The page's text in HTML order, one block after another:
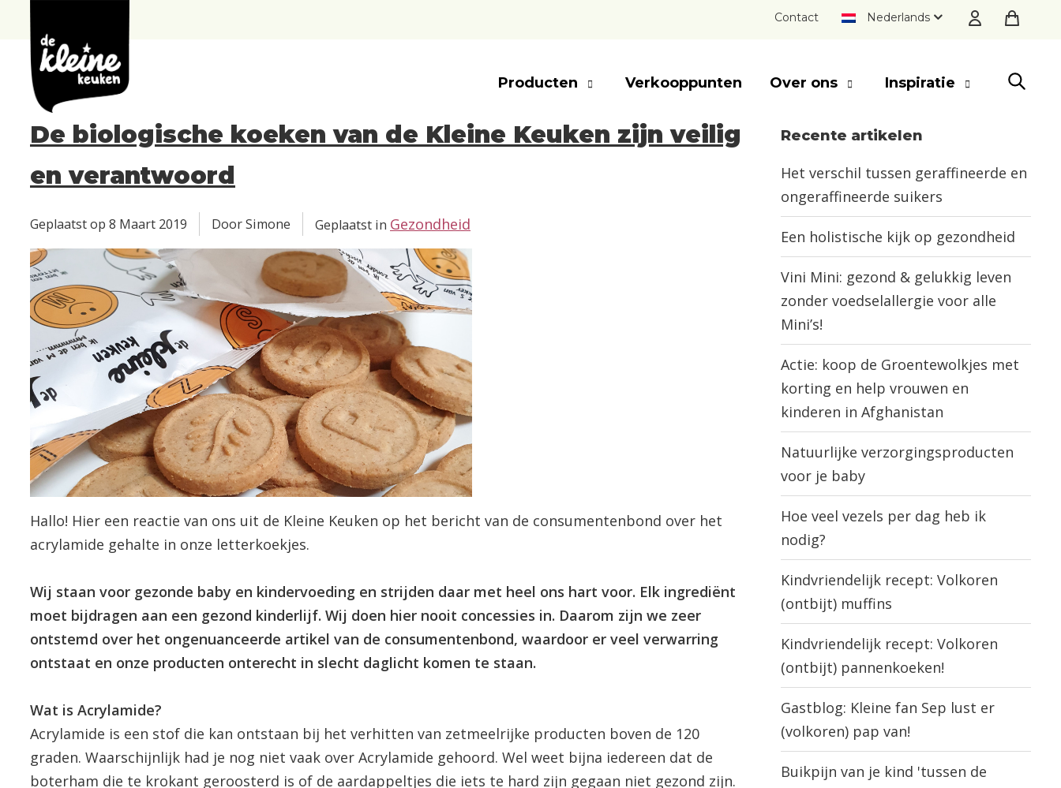
Contact Nederlands
Kleine
Keuken
Producten Verkooppunten Over ons Inspiratie
SLUITEN
De biologische koeken van de Kleine Keuken zijn veilig
en verantwoord
Geplaatst op 8 Maart 2019 Door Simone Geplaatst in Gezondheid
Hallo! Hier een reactie van ons uit de Kleine Keuken op het bericht van de consumentenbond over het
acrylamide gehalte in onze letterkoekjes.
Wij staan voor gezonde baby en kindervoeding en strijden daar met heel ons hart voor. Elk ingrediënt
moet bijdragen aan een gezond kinderlijf. Wij doen hier nooit concessies in. Daarom zijn we zeer
ontstemd over het ongenuanceerde artikel van de consumentenbond, waardoor er veel verwarring
ontstaat en onze producten onterecht in slecht daglicht komen te staan.
Wat is Acrylamide?
Acrylamide is een stof die kan ontstaan bij het verhitten van zetmeelrijke producten boven de 120
graden. Waarschijnlijk had je nog niet vaak over Acrylamide gehoord. Wel weet bijna iedereen dat de
boterham die te krokant geroosterd is of de aardappeltjes die iets te hard zijn gegaan niet gezond zijn.
Recente artikelen
Het verschil tussen geraffineerde en
ongeraffineerde suikers
Een holistische kijk op gezondheid
Vini Mini: gezond & gelukkig leven
zonder voedselallergie voor alle
Mini’s!
Actie: koop de Groentewolkjes met
korting en help vrouwen en
kinderen in Afghanistan
Natuurlijke verzorgingsproducten
voor je baby
Hoe veel vezels per dag heb ik
nodig?
Kindvriendelijk recept: Volkoren
(ontbijt) muffins
Kindvriendelijk recept: Volkoren
(ontbijt) pannenkoeken!
Gastblog: Kleine fan Sep lust er
(volkoren) pap van!
Buikpijn van je kind 'tussen de